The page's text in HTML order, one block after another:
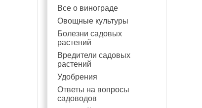
Все о винограде
Овощные культуры
Болезни садовых
растений
Вредители садовых
растений
Удобрения
Ответы на вопросы
садоводов